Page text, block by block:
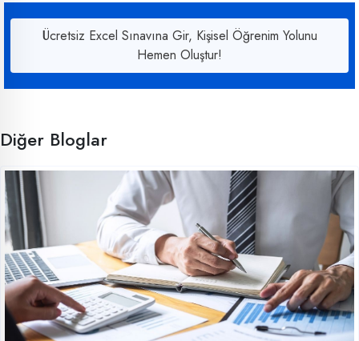
Ücretsiz Excel Sınavına Gir, Kişisel Öğrenim Yolunu
Hemen Oluştur!
Diğer Bloglar